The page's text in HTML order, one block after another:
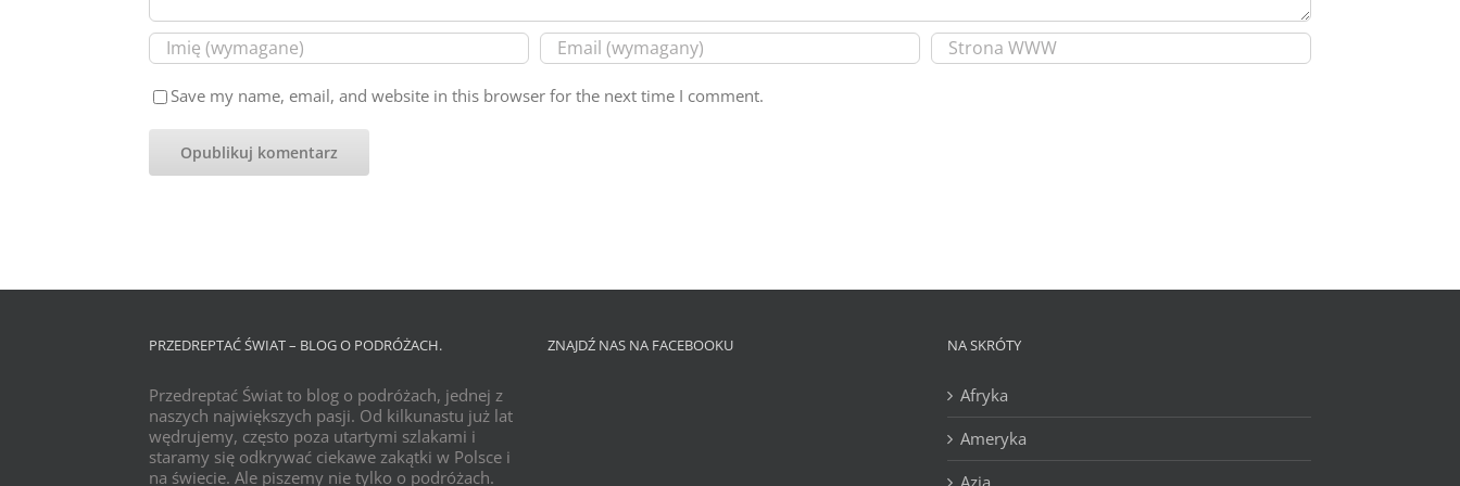
Save my name, email, and website in this browser for the next time I comment.
PRZEDREPTAĆ ŚWIAT – BLOG O PODRÓŻACH.
Przedreptać Świat to blog o podróżach, jednej z
naszych największych pasji. Od kilkunastu już lat
wędrujemy, często poza utartymi szlakami i
staramy się odkrywać ciekawe zakątki w Polsce i
na świecie. Ale piszemy nie tylko o podróżach.
ZNAJDŹ NAS NA FACEBOOKU NA SKRÓTY
Afryka
Ameryka
Azja